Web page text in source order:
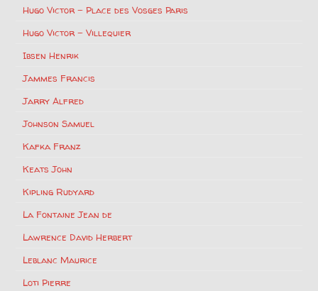
Hugo Victor – Place des Vosges Paris
Hugo Victor – Villequier
Ibsen Henrik
Jammes Francis
Jarry Alfred
Johnson Samuel
Kafka Franz
Keats John
Kipling Rudyard
La Fontaine Jean de
Lawrence David Herbert
Leblanc Maurice
Loti Pierre